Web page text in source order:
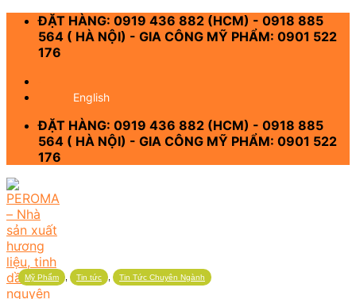
Skip
content
ĐẶT HÀNG: 0919 436 882 (HCM) - 0918 885
564 ( HÀ NỘI) - GIA CÔNG MỸ PHẨM: 0901 522
176
English
ĐẶT HÀNG: 0919 436 882 (HCM) - 0918 885
564 ( HÀ NỘI) - GIA CÔNG MỸ PHẨM: 0901 522
176
Mỹ Phẩm Tin tức Tin Tức Chuyên Ngành